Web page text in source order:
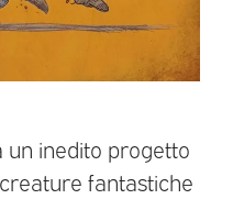
un inedito progetto
fantastiche